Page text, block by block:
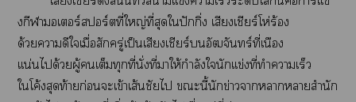
งกีฬามอเตอร์สปอร์ตที่ใหญ่ที่สุดใปักกิ่ง เสียงเชียร์โห่ร้อง
ด้วยาดีใเมื่อสักครู่เป็นเสียงเชียร์อัฒจันทร์ที่เนือง
เเน่นได้วยผู้เต็มทุกที่นั่งที่าให้กำลังในักเเข่งที่ทำาเร็ว
ใโค้งสุดท้ายก่อนจะเข้าเส้นชัยไ ะนี้นักข่าวาาาสำนัก